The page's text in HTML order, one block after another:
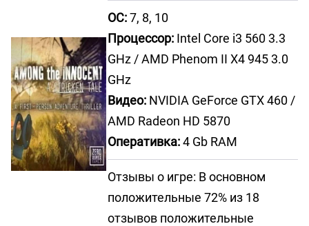
ОС:7, 8, 10
Процессор: Intel Core i3 560 3.3
GHz / AMD Phenom II X4 945 3.0
GHz
Видео: NVIDIA GeForce GTX 460 /
AMD Radeon HD 5870
Оперативка:4 Gb RAM
Отзывы о игре: В основном
положительные 72% из 18
отзывов положительные